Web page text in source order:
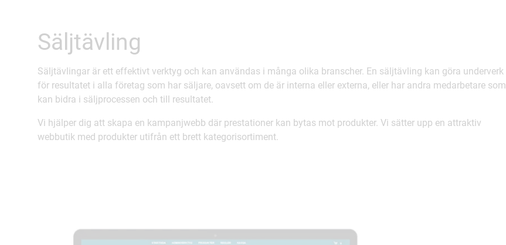
Säljtävling
Säljtävlingar är ett effektivt verktyg och kan användas i många olika branscher. En säljtävling kan göra underverk
för resultatet i alla företag som har säljare, oavsett om de är interna eller externa, eller har andra medarbetare som
kan bidra i säljprocessen och till resultatet.
Vi hjälper dig att skapa en kampanjwebb där prestationer kan bytas mot produkter. Vi sätter upp en attraktiv
webbutik med produkter utifrån ett brett kategorisortiment.